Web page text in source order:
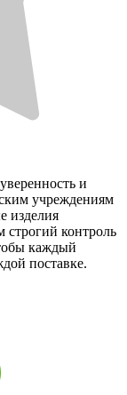
и
учреждениям
изделия
строгий контроль
каждый
поставке.